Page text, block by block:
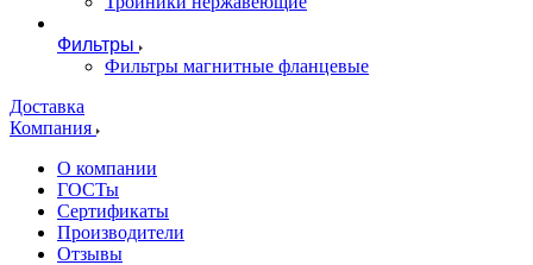
Фильтры
Фильтры магнитные фланцевые
Доставка
Компания
О компании
ГОСТы
Сертификаты
Производители
Отзывы